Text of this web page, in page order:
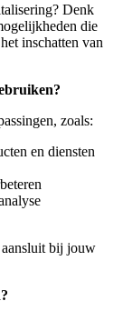
Denk
die
inschatten van
zoals:
en diensten
bij jouw